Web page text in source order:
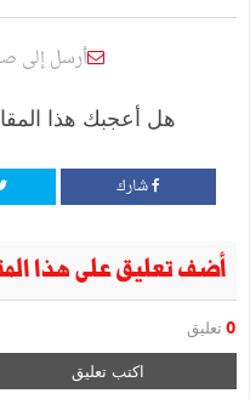
أرسل إلى
هل أعجبك هذا
شارك
أضف تعليق على هذا
0 تعليق
اكتب تعليق